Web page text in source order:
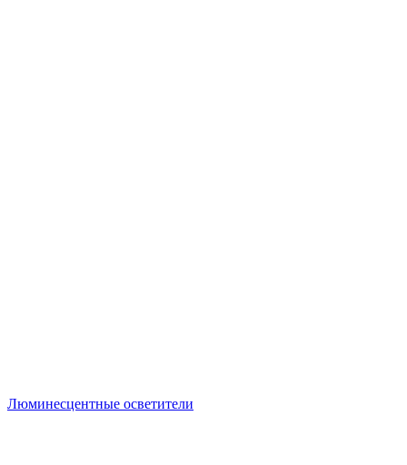
Люминесцентные осветители